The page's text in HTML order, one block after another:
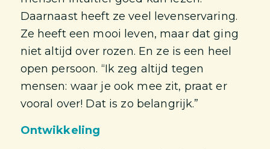
Daarnaast heeft ze veel levenservaring.
Ze heeft een mooi leven, maar dat ging
niet altijd over rozen. En ze is een heel
open persoon. “Ik zeg altijd tegen
mensen: waar je ook mee zit, praat er
vooral over! Dat is zo belangrijk.”
Ontwikkeling